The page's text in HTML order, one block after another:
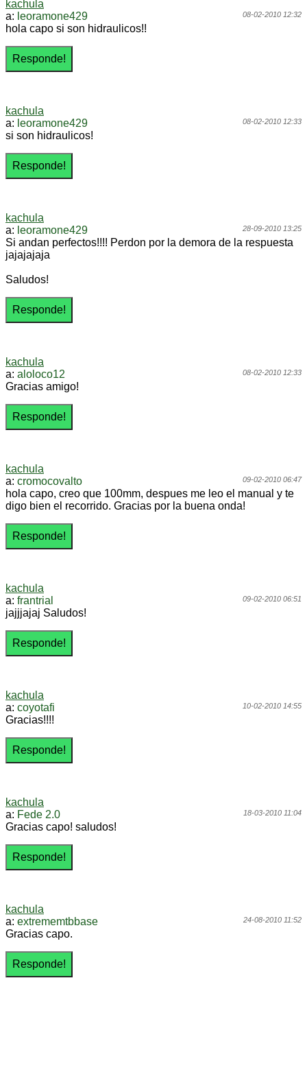
kachula
08-02-2010 12:32
a: leoramone429
hola capo si son hidraulicos!!
kachula
08-02-2010 12:33
a: leoramone429
si son hidraulicos!
kachula
28-09-2010 13:25
a: leoramone429
Si andan perfectos!!!! Perdon por la demora de la respuesta
jajajajaja
Saludos!
kachula
08-02-2010 12:33
a: aloloco12
Gracias amigo!
kachula
09-02-2010 06:47
a: cromocovalto
hola capo, creo que 100mm, despues me leo el manual y te
digo bien el recorrido. Gracias por la buena onda!
kachula
09-02-2010 06:51
a: frantrial
jajjjajaj Saludos!
kachula
10-02-2010 14:55
a: coyotafi
Gracias!!!!
kachula
18-03-2010 11:04
a: Fede 2.0
Gracias capo! saludos!
kachula
24-08-2010 11:52
a: extrememtbbase
Gracias capo.